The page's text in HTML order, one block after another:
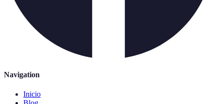
Navigation
Inicio